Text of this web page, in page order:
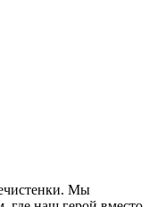
Мы